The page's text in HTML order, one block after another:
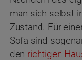
man sich selbst
Zustand. Für
Sofa sind
den richtigen